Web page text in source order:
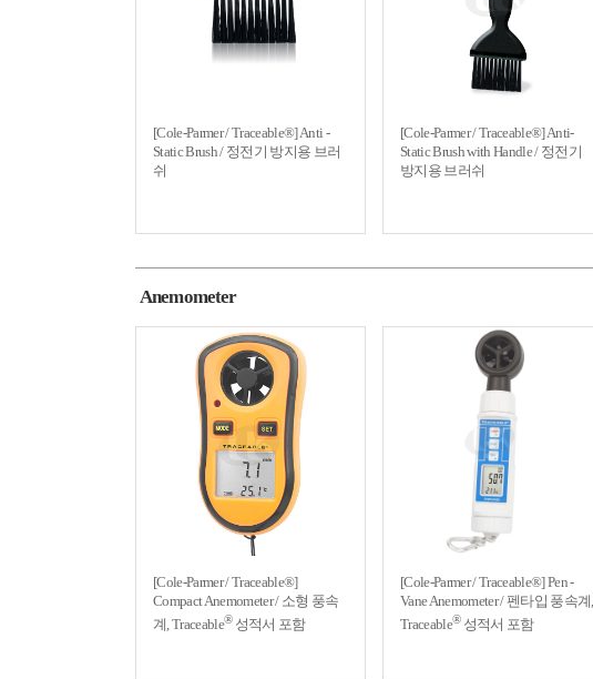
[Cole-Parmer / Traceable®] Anti -
Static Brush / 정전기 방지용 브러
쉬
[Cole-Parmer / Traceable®] Anti-
Static Brush with Handle / 정전기
방지용 브러쉬
Anemometer
[Cole-Parmer / Traceable®]
Compact Anemometer / 소형 풍속
계, Traceable®성적서 포함
[Cole-Parmer / Traceable®] Pen -
Vane Anemometer / 펜타입 풍속계,
Traceable®성적서 포함